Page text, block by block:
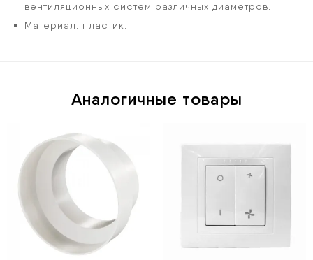
вентиляционных систем различных диаметров.
Материал: пластик.
Аналогичные товары